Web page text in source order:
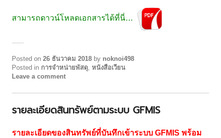
สามารถดาวน์โหลดเอกสารได้ที่นี่…
Posted on 26 ธันวาคม 2018 by noknoi498
Posted in การจำหน่ายพัสดุ, หนังสือเวียน
Leave a comment
รายละเอียดสินทรัพย์ตามระบบ GFMIS
รายละเอียดของสินทรัพย์ที่บันทึกเข้าระบบ GFMIS พร้อม